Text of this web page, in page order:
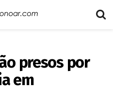
presos por
em